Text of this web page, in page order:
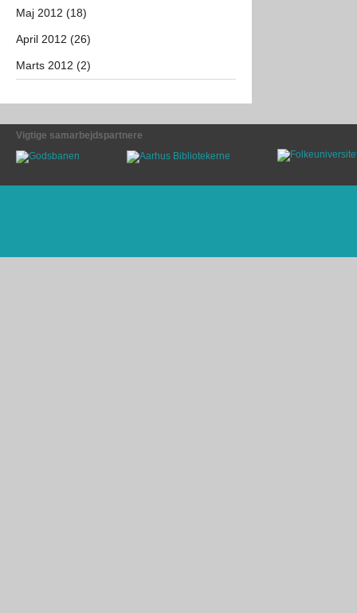
Maj 2012 (18)
April 2012 (26)
Marts 2012 (2)
Vigtige samarbejdspartnere